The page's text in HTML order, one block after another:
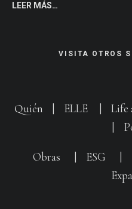
LEER MÁS…
VISITA OTROS
Quién ELLE Life
Obras ESG